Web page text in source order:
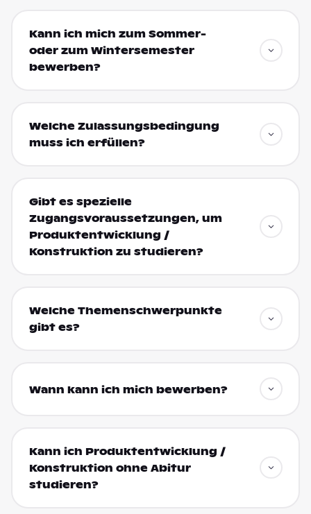
Kann ich mich zum Sommer-
oder zum Wintersemester
bewerben?
Welche Zulassungsbedingung
muss ich erfüllen?
Gibt es spezielle
Zugangsvoraussetzungen, um
Produktentwicklung /
Konstruktion zu studieren?
Welche Themenschwerpunkte
gibt es?
Wann kann ich mich bewerben?
Kann ich Produktentwicklung /
Konstruktion ohne Abitur
studieren?